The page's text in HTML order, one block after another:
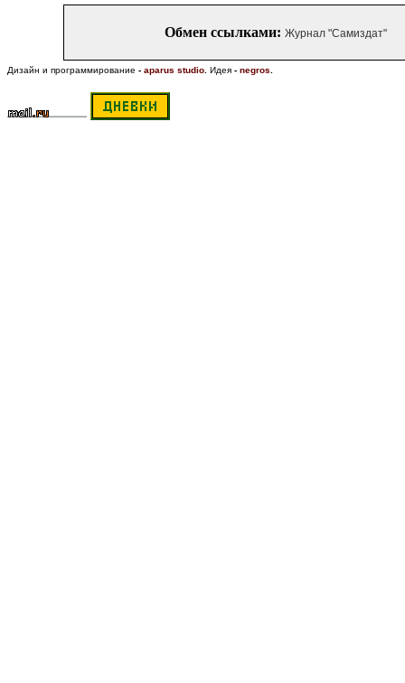
Обмен ссылками: Журнал "Самиздат"
Дизайн и программирование - aparus studio Идея - negros